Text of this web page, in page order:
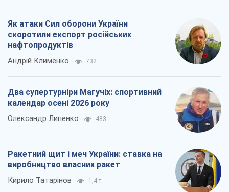
Як атаки Сил оборони України
скоротили експорт російських
нафтопродуктів
Андрій Клименко 732
Два супертурніри Магучіх: спортивний
календар осені 2026 року
Олександр Липенко 483
Ракетний щит і меч України: ставка на
виробництво власних ракет
Кирило Татарінов 1,4 т.